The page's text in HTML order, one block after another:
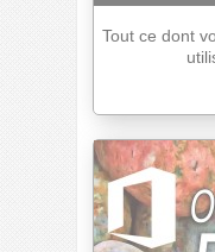
Tout ce dont